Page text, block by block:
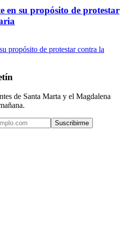
en su propósito de protestar
de Santa Marta y el Magdalena
Suscribirme